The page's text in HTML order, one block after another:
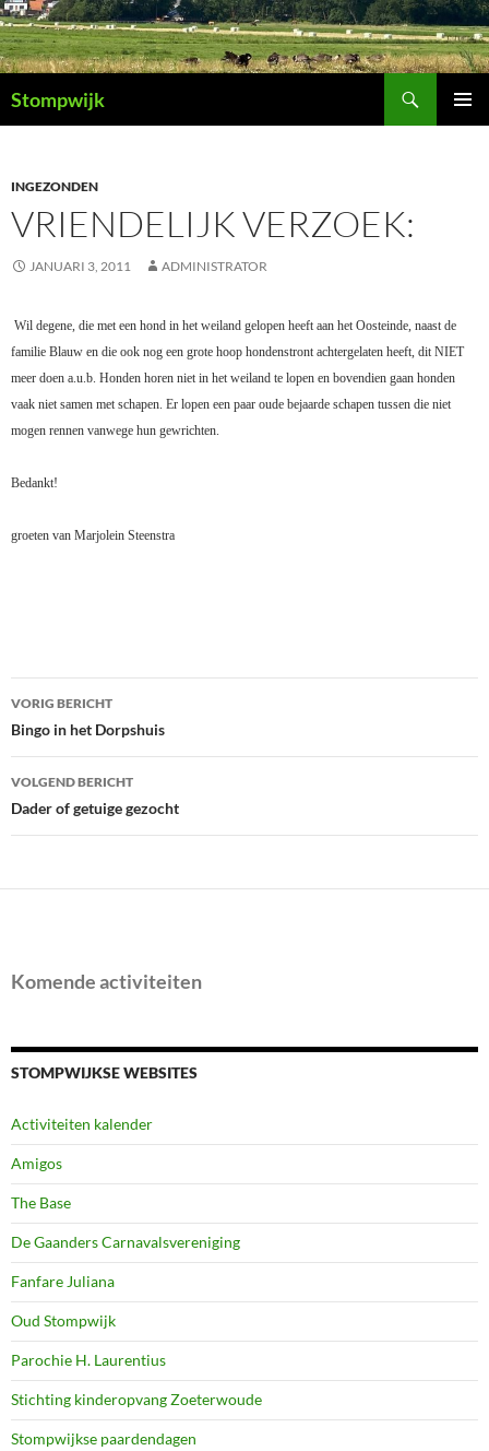
Ga
naar
de
inhoud
Stompwijk
INGEZONDEN
VRIENDELIJK VERZOEK:
JANUARI 3, 2011 ADMINISTRATOR
Wil degene, die met een hond in het weiland gelopen heeft aan het Oosteinde, naast de
familie Blauw en die ook nog een grote hoop hondenstront achtergelaten heeft, dit NIET
meer doen a.u.b. Honden horen niet in het weiland te lopen en bovendien gaan honden
vaak niet samen met schapen. Er lopen een paar oude bejaarde schapen tussen die niet
mogen rennen vanwege hun gewrichten.
Bedankt!
groeten van Marjolein Steenstra
Bericht
navigatie
VORIG BERICHT
Bingo in het Dorpshuis
VOLGEND BERICHT
Dader of getuige gezocht
Komende activiteiten
STOMPWIJKSE WEBSITES
Activiteiten kalender
Amigos
The Base
De Gaanders Carnavalsvereniging
Fanfare Juliana
Oud Stompwijk
Parochie H. Laurentius
Stichting kinderopvang Zoeterwoude
Stompwijkse paardendagen